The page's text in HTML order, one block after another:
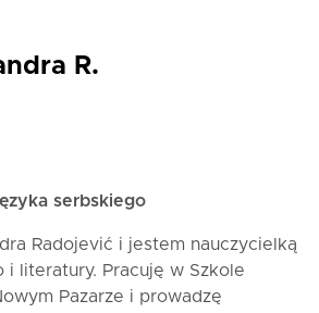
się online lub stacjonarnie
😃
R.
serbskiego
Radojević i jestem nauczycielką
i literatury. Pracuję w Szkole
Pazarze i prowadzę